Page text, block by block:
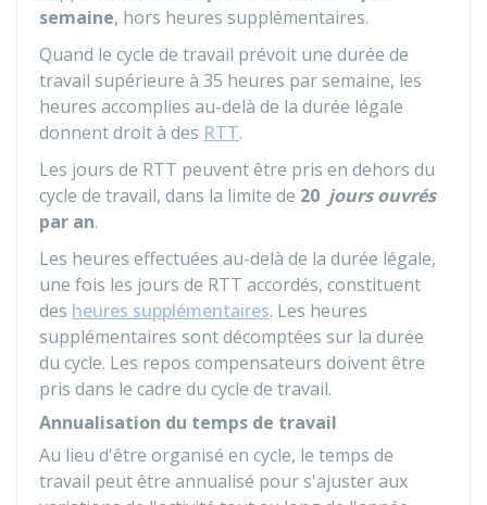
semaine, hors heures supplémentaires.
Quand le cycle de travail prévoit une durée de
travail supérieure à 35 heures par semaine, les
heures accomplies au-delà de la durée légale
donnent droit à des RTT.
Les jours de RTT peuvent être pris en dehors du
cycle de travail, dans la limite de 20 jours ouvrés
par an.
Les heures effectuées au-delà de la durée légale,
une fois les jours de RTT accordés, constituent
des heures supplémentaires. Les heures
supplémentaires sont décomptées sur la durée
du cycle. Les repos compensateurs doivent être
pris dans le cadre du cycle de travail.
Annualisation du temps de travail
Au lieu d'être organisé en cycle, le temps de
travail peut être annualisé pour s'ajuster aux